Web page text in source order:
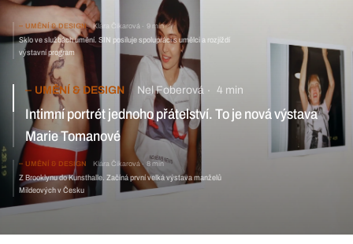
UMĚNÍ & DESIGN Klára Čikarová 9 min
Sklo ve službách umění. SIN posiluje spolupráci s umělci a rozjíždí
výstavní program
UMĚNÍ & DESIGN Nel Foberová 4 min
Intimní portrét jednoho přátelství. To je nová výstava
Marie Tomanové
UMĚNÍ & DESIGN Klára Čikarová 8 min
Z Brooklynu do Kunsthalle. Začíná první velká výstava manželů
Mildeových v Česku